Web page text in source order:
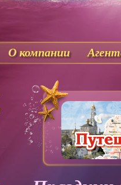
О компании